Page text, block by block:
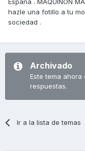
hazle una fotillo a tu
sociedad .
Archivado
Este tema
respuestas.
Ir a la lista de temas